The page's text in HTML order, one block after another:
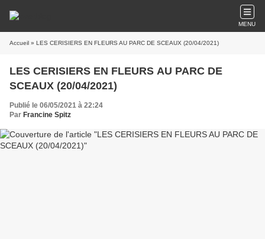
MENU
Accueil » LES CERISIERS EN FLEURS AU PARC DE SCEAUX (20/04/2021)
LES CERISIERS EN FLEURS AU PARC DE
SCEAUX (20/04/2021)
Publié le 06/05/2021 à 22:24
Par Francine Spitz